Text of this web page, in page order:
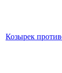
Козырек